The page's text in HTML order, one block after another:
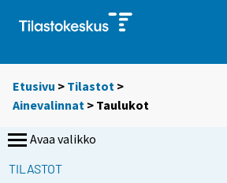
Etusivu > Tilastot >
Ainevalinnat > Taulukot
Avaa valikko
TILASTOT